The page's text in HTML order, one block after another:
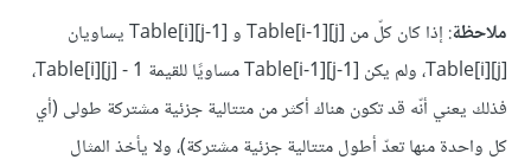
ملاحظة
: إذا كان كلّ من Table[i-1][j]‎‎ و Table[‎i][j-1]‎‎ يساويان
Table[‎i][j]‎‎، ولم يكن Table[i-1][j-1]‎‎ مساويًا للقيمة Table[‎i][j] - 1،
فذلك يعني أنّه قد تكون هناك أكثر من متتالية جزئية مشتركة طولى (أي
كل واحدة منها تعدّ أطول متتالية جزئية مشتركة)، ولا يأخذ المثال